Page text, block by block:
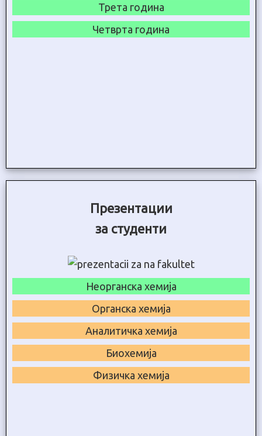
Трета година
Четврта година
Презентации
за студенти
Неорганска хемија
Органска хемија
Аналитичка хемија
Биохемија
Физичка хемија